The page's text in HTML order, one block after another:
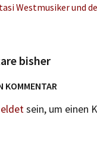
Westmusiker und
bisher
KOMMENTAR
sein, um einen